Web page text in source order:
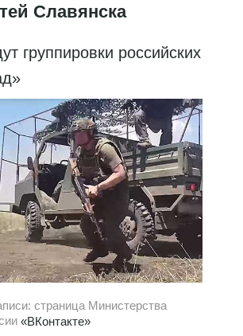
Славянска
группировки российских
страница Министерства
«ВКонтакте»